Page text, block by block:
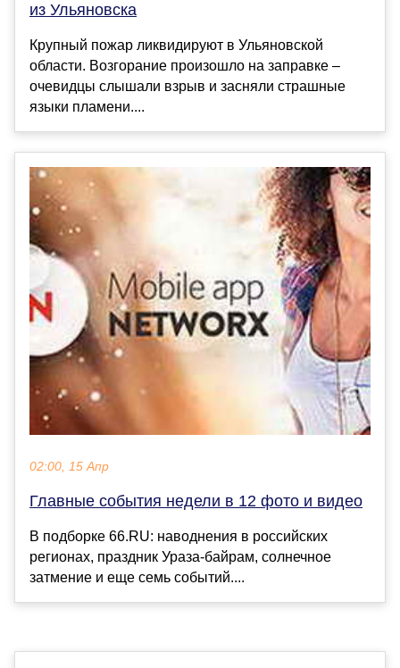
из Ульяновска
Крупный пожар ликвидируют в Ульяновской
области. Возгорание произошло на заправке –
очевидцы слышали взрыв и засняли страшные
языки пламени....
02:00, 15 Апр
Главные события недели в 12 фото и видео
В подборке 66.RU: наводнения в российских
регионах, праздник Ураза-байрам, солнечное
затмение и еще семь событий....